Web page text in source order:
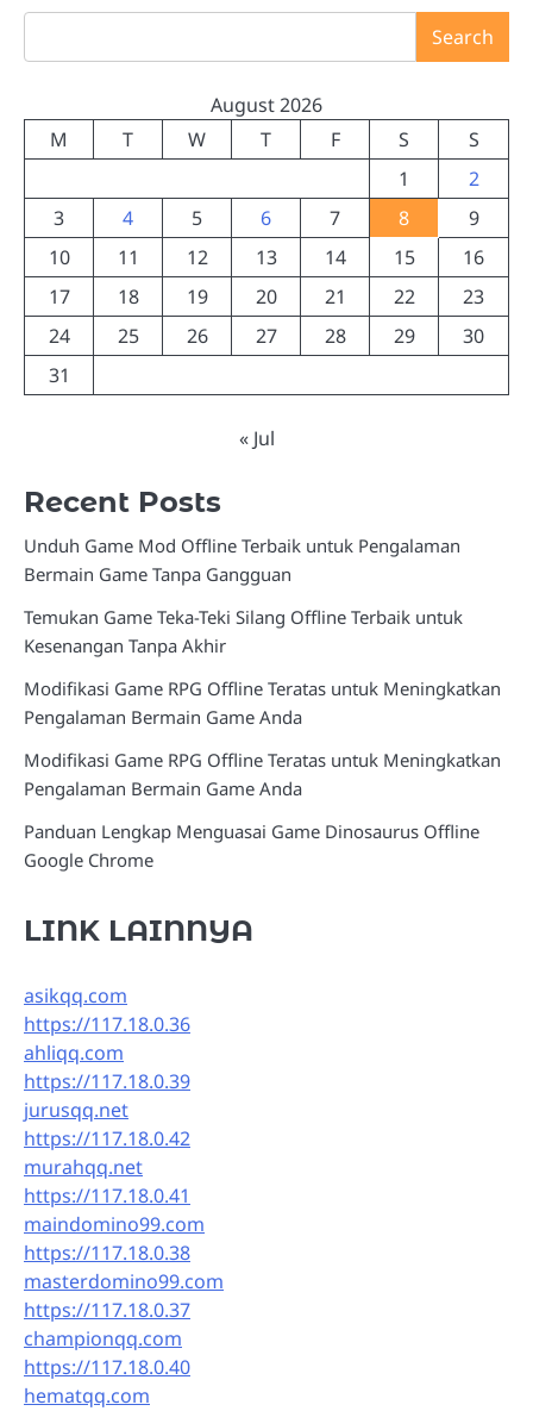
Search
August 2026
M
T W T F S
S
1
2
3
4 5 6 7 8
9
10
11 12 13 14 15
16
17
18 19 20 21 22
23
24
25 26 27 28 29
30
31
« Jul
Recent Posts
Unduh Game Mod Offline Terbaik untuk Pengalaman
Bermain Game Tanpa Gangguan
Temukan Game Teka-Teki Silang Offline Terbaik untuk
Kesenangan Tanpa Akhir
Modifikasi Game RPG Offline Teratas untuk Meningkatkan
Pengalaman Bermain Game Anda
Modifikasi Game RPG Offline Teratas untuk Meningkatkan
Pengalaman Bermain Game Anda
Panduan Lengkap Menguasai Game Dinosaurus Offline
Google Chrome
LINK LAINNYA
asikqq.com
https://117.18.0.36
ahliqq.com
https://117.18.0.39
jurusqq.net
https://117.18.0.42
murahqq.net
https://117.18.0.41
maindomino99.com
https://117.18.0.38
masterdomino99.com
https://117.18.0.37
championqq.com
https://117.18.0.40
hematqq.com